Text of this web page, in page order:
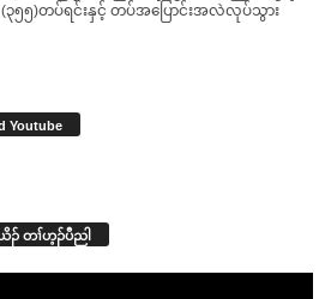
၅၅)တပ်ရင်းနှင့် တပ်အ‌ပြောင်းအလဲလုပ်သွား
Youtube
ယိၣ် တၢ်ဟ့ၣ်ပီညါ